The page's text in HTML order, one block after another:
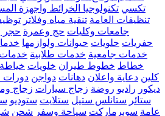
تكسي تكنولوجيا الخرائط واجهزة
تنظيفات العامة تنقية مياه وفلاتر
جامعات وكليات حج وعمرة حجر
حفريات حلويات حيوانات ولوازمها
خدمات جامعية خدمات طلابية
خطاط خطوط طيران خلويات خياطة
كلين دعاية واعلان دهانات دواجن دورات
ديكور راديو روضة زجاج سيارات زجاج
ستائر ستانلس ستيل ستلايت ستوديو
عامة سوبرماركت سياحة وسفر شحن